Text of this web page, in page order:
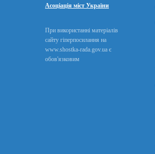
Асоціація міст України
При використанні матеріалів
сайту гіперпосилання на
www.shostka-rada.gov.ua є
обов'язковим